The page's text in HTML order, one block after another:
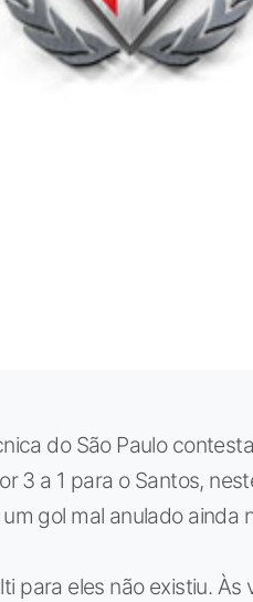
do São Paulo
3 a 1 para o Santos,
gol mal anulado ainda
para eles não existiu.